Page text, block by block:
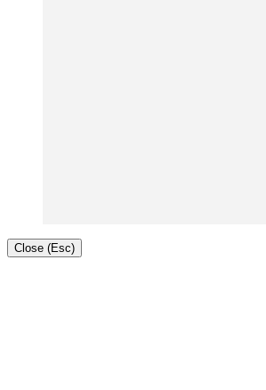
Close (Esc)